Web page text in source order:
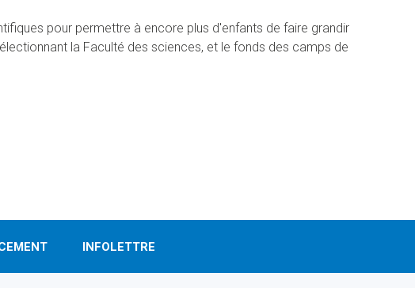
pour permettre à encore plus d'enfants de faire grandir
la Faculté des sciences, et le fonds des camps de
INFOLETTRE